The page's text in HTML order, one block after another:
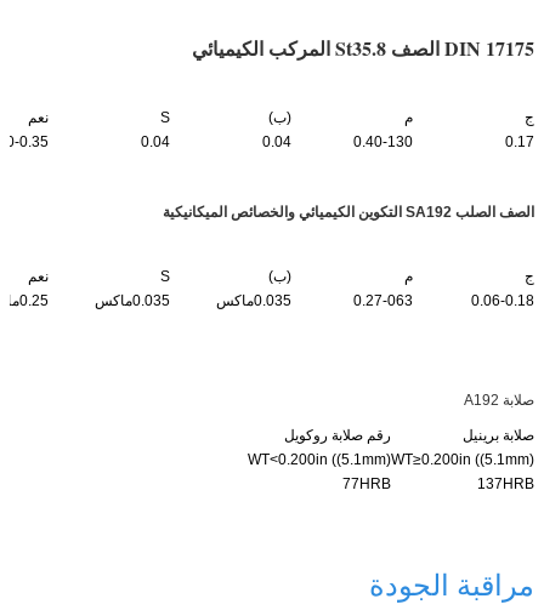
DIN 17175 الصف St35.8 المركب الكيميائي
ج م (ب) S
نعم
0.17
0.40-130
0.04
0.04
0.35
الصف الصلب SA192 التكوين الكيميائي والخصائص الميكانيكية
ج م (ب) S
نعم
0.06-0.18
0.27-063 0.035ماكس 0.035ماكس 0.25ماكس
صلابة A192
صلابة برينيل
رقم صلابة روكويل
WT≥0.200in ((5.1mm)
WT<0.200in ((5.1mm)
137HRB
77HRB
مراقبة الجودة